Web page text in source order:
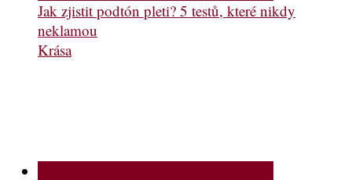
Jak zjistit podtón pleti? 5 testů, které nikdy
neklamou
Krása